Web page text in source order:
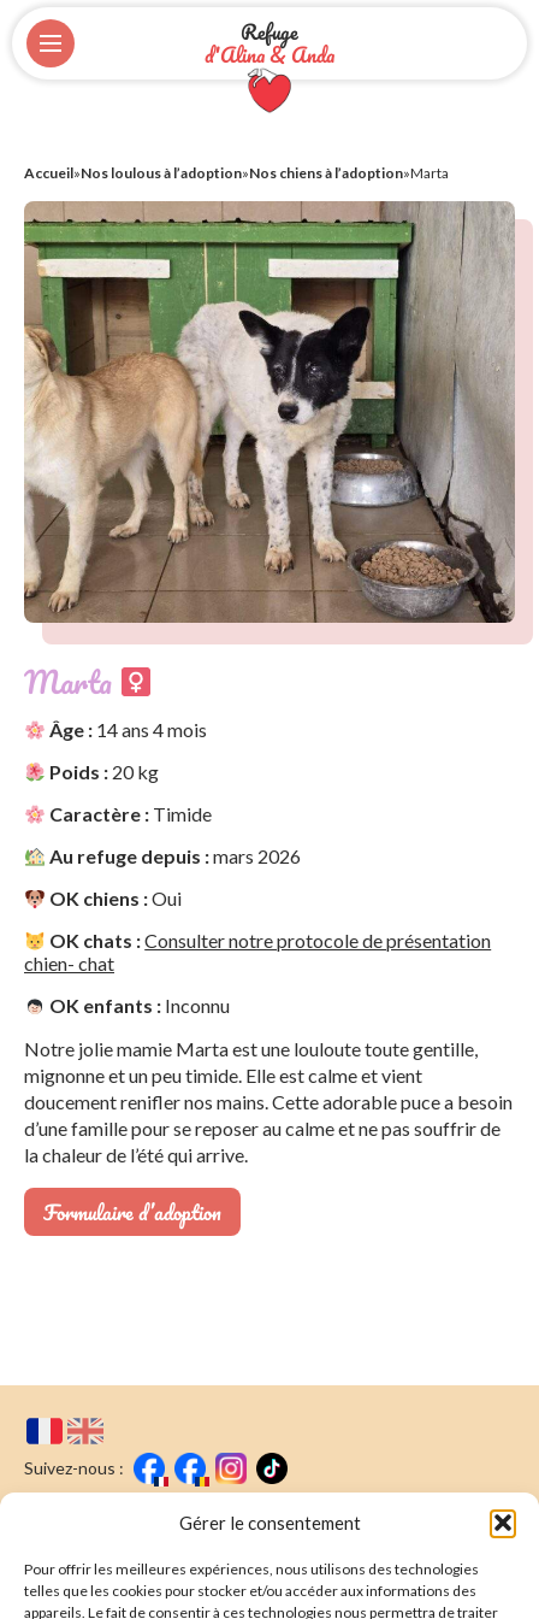
Gérer le consentement
Pour offrir les meilleures expériences, nous utilisons des technologies
telles que les cookies pour stocker et/ou accéder aux informations des
appareils. Le fait de consentir à ces technologies nous permettra de traiter
Refuge
d'Alina & Anda
Accueil»Nos loulous à l’adoption»Nos chiens à l’adoption»Marta
Marta
Âge : 14 ans 4 mois
Poids : 20 kg
Caractère : Timide
Au refuge depuis :mars 2026
OK chiens :Oui
OK chats :Consulter notre protocole de présentation
chien- chat
OK enfants : Inconnu
Notre jolie mamie Marta est une louloute toute gentille,
mignonne et un peu timide. Elle est calme et vient
doucement renifler nos mains. Cette adorable puce a besoin
d’une famille pour se reposer au calme et ne pas souffrir de
la chaleur de l’été qui arrive.
Formulaire d’adoption
Suivez-nous :
Nous écrire
Newsletter